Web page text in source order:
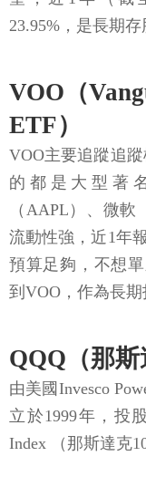
23.95%，是長期存
VOO（
ETF）
VOO主要追蹤追
的都是大型著
（AAPL）、微軟
流動性強，近1年
預算足夠，不想
到VOO，作為長期
QQQ（那斯
由美國Invesco
立於1999年，投
Index （那斯達克